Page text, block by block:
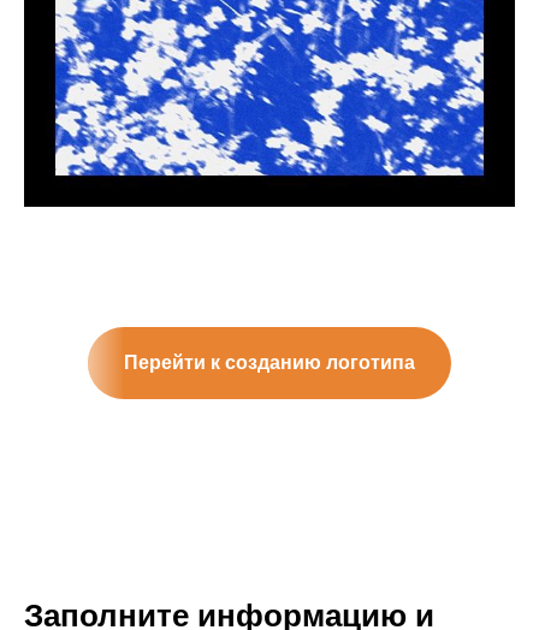
Перейти к созданию логотипа
Заполните информацию и